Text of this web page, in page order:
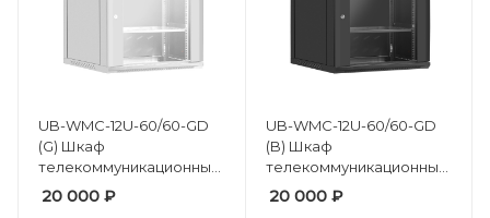
UB-WMC-12U-60/60-GD
(G) Шкаф
телекоммуникационный
настенный 19" 12U,
(600*600*635 мм)
20 000 ₽
UB-WMC-12U-60/60-GD
(B) Шкаф
телекоммуникационный
настенный 19" 12U,
(600*600*635 мм)
20 000₽